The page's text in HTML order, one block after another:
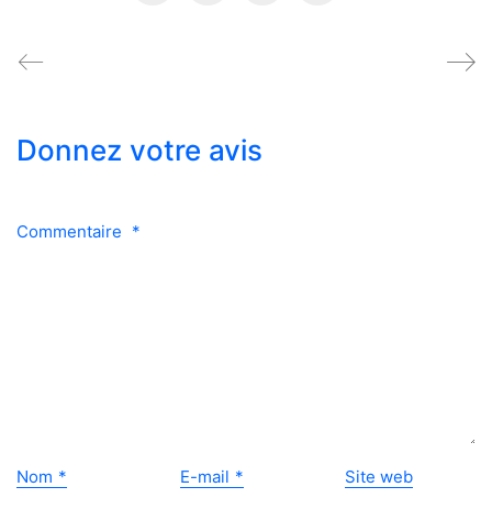
Donnez votre avis
Commentaire *
Nom * E-mail * Site web